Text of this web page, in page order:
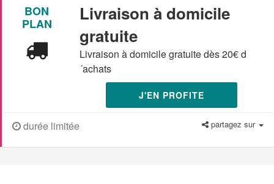
BON
PLAN
Livraison à domicile
gratuite
Livraison à domicile gratuite dès 20€ d
´achats
J'EN PROFITE
durée limitée partagez sur